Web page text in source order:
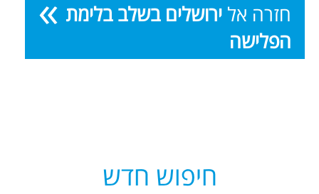
חזרה אל ירושלים בשלב בלימת
הפלישה
חיפוש חדש